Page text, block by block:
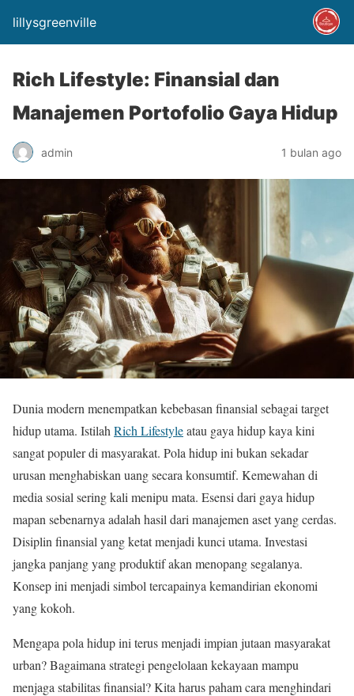
lillysgreenville
Rich Lifestyle: Finansial dan
Manajemen Portofolio Gaya Hidup
admin 1 bulan ago
Dunia modern menempatkan kebebasan finansial sebagai target
hidup utama. Istilah Rich Lifestyleatau gaya hidup kaya kini
sangat populer di masyarakat. Pola hidup ini bukan sekadar
urusan menghabiskan uang secara konsumtif. Kemewahan di
media sosial sering kali menipu mata. Esensi dari gaya hidup
mapan sebenarnya adalah hasil dari manajemen aset yang cerdas.
Disiplin finansial yang ketat menjadi kunci utama. Investasi
jangka panjang yang produktif akan menopang segalanya.
Konsep ini menjadi simbol tercapainya kemandirian ekonomi
yang kokoh.
Mengapa pola hidup ini terus menjadi impian jutaan masyarakat
urban? Bagaimana strategi pengelolaan kekayaan mampu
menjaga stabilitas finansial? Kita harus paham cara menghindari